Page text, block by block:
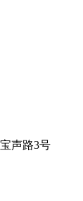
声路3号